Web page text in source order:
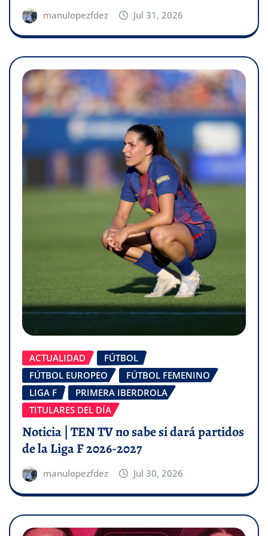
manulopezfdez Jul 31, 2026
ACTUALIDAD
FÚTBOL
FÚTBOL EUROPEO
FÚTBOL FEMENINO
LIGA F
PRIMERA IBERDROLA
TITULARES DEL DÍA
Noticia | TEN TV no sabe si dará partidos
de la Liga F 2026-2027
manulopezfdez Jul 30, 2026